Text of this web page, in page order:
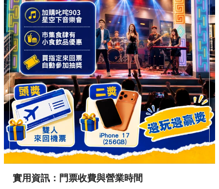
實用資訊：門票收費與營業時間